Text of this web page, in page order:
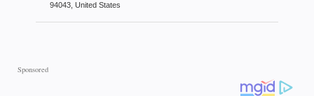
94043, United States